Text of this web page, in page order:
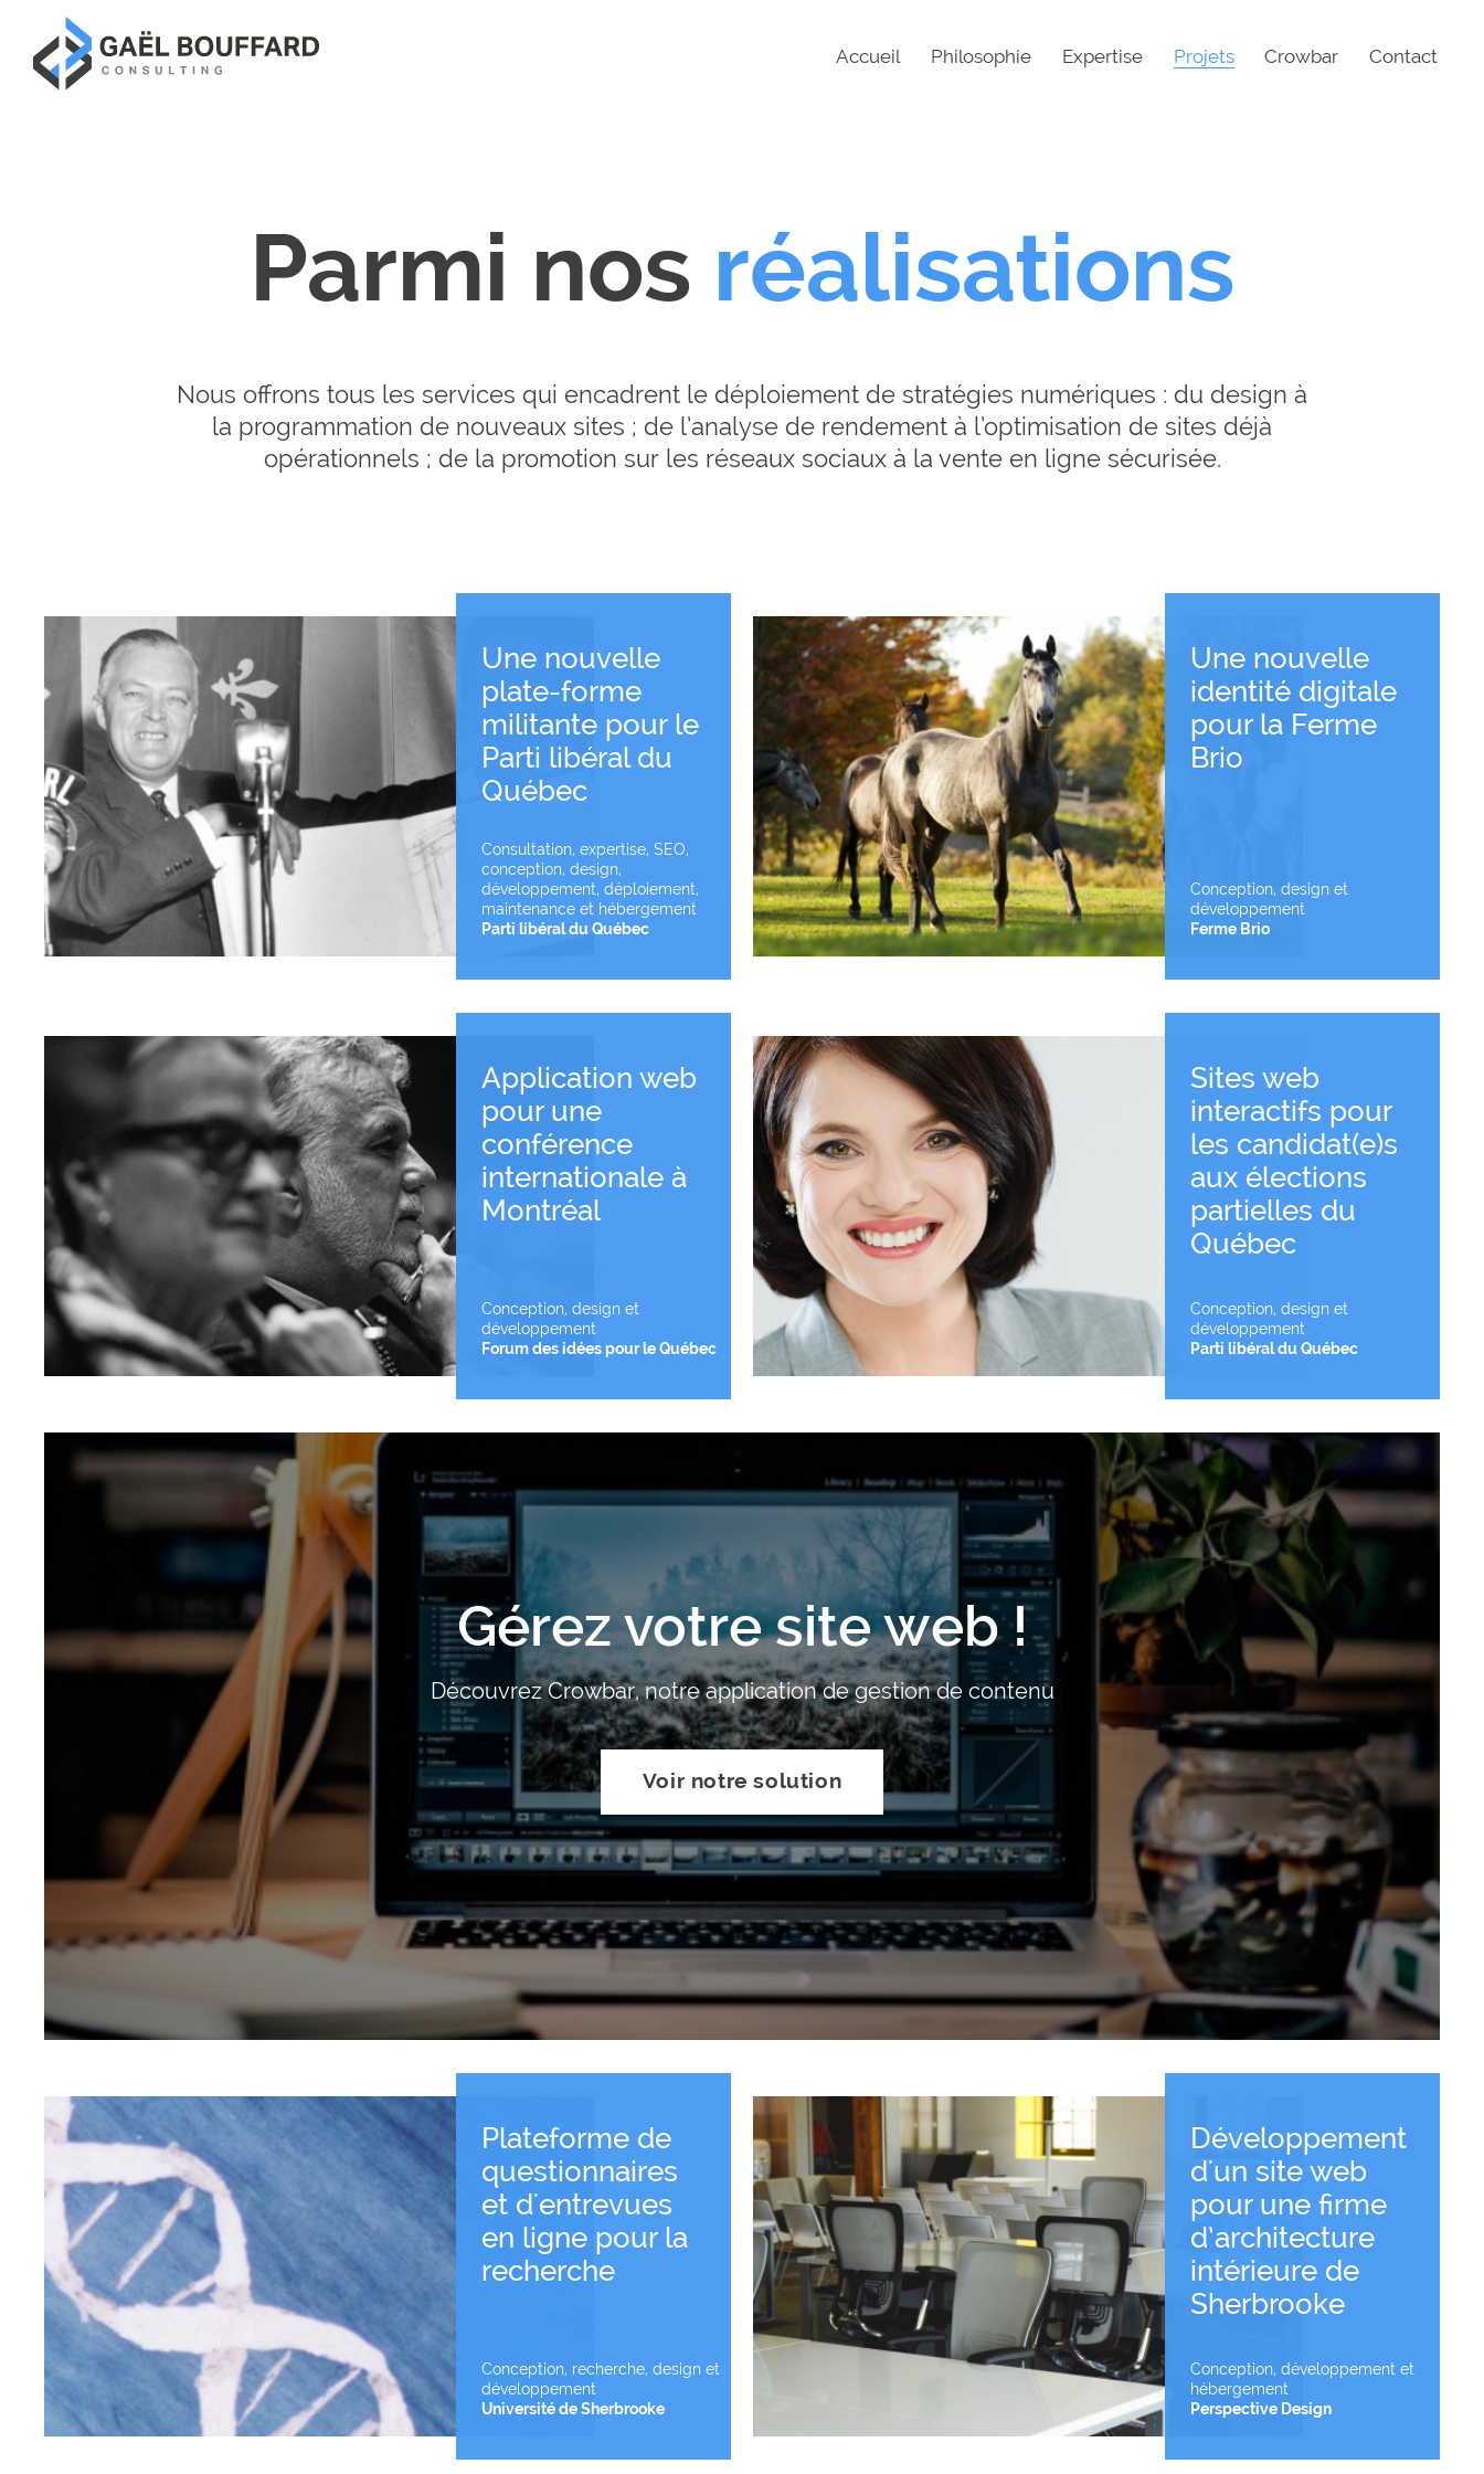
Accueil Philosophie Expertise Projets Crowbar Contact
Parmi nos réalisations
Nous offrons tous les services qui encadrent le déploiement de stratégies numériques : du design à
la programmation de nouveaux sites ; de l’analyse de rendement à l’optimisation de sites déjà
opérationnels ; de la promotion sur les réseaux sociaux à la vente en ligne sécurisée.
Une nouvelle
plate-forme
militante pour le
Parti libéral du
Québec
Consultation, expertise, SEO,
conception, design,
développement, déploiement,
maintenance et hébergement
Parti libéral du Québec
Voir le projet
Une nouvelle
identité digitale
pour la Ferme
Brio
Conception, design et
développement
Ferme Brio
Application web
pour une
conférence
internationale à
Montréal
Conception, design et
développement
Forum des idées pour le Québec
Voir le projet
Sites web
interactifs pour
les candidat(e)s
aux élections
partielles du
Québec
Conception, design et
développement
Parti libéral du Québec
Gérez votre site web !
Découvrez Crowbar, notre application de gestion de contenu
Voir notre solution
Plateforme de
questionnaires
et d'entrevues
en ligne pour la
recherche
Conception, recherche, design et
développement
Université de Sherbrooke
Voir le projet
Développement
d'un site web
pour une firme
d’architecture
intérieure de
Sherbrooke
Conception, développement et
hébergement
Perspective Design